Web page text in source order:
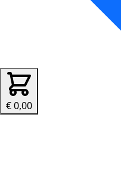
€ 0,00